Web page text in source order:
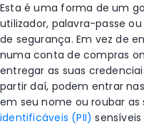
Esta é uma forma de um
utilizador, palavra-passe
de segurança. Em vez de
numa conta de compras
entregar as suas
partir daí, podem entrar
em seu nome ou roubar as
identificáveis (PII)